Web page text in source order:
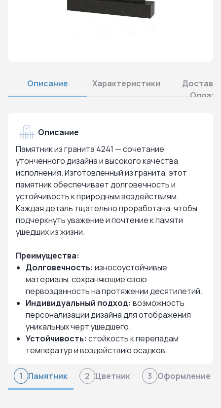
Описание Характеристики
Оплата
Описание
Памятник из гранита 4241 — сочетание
утонченного дизайна и высокого качества
исполнения. Изготовленный из гранита, этот
памятник обеспечивает долговечность и
устойчивость к природным воздействиям.
Каждая деталь тщательно проработана, чтобы
подчеркнуть уважение и почтение к памяти
ушедших из жизни.
Преимущества:
Долговечность: износоустойчивые
материалы, сохраняющие свою
первозданность на протяжении десятилетий.
Индивидуальный подход: возможность
персонализации дизайна для отображения
уникальных черт ушедшего.
Устойчивость: стойкость к перепадам
температур и воздействию осадков.
1 Памятник 2 Цветник 3 Оформление